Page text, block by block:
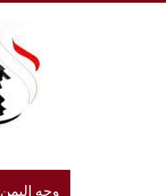
وجه اليمن